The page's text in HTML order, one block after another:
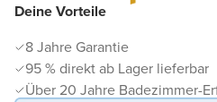
Deine Vorteile
8 Jahre Garantie
95 % direkt ab Lager lieferbar
Über 20 Jahre Badezimmer-